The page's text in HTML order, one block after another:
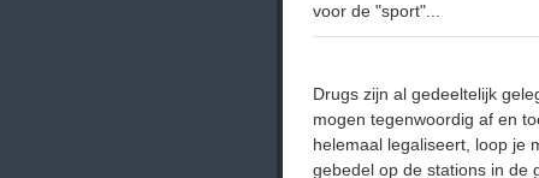
voor de "sport"...
Drugs zijn al gedeeltelijk
mogen tegenwoordig af en
helemaal legaliseert, loop je
gebedel op de stations in de